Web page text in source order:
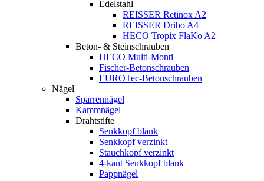
Edelstahl
REISSER Retinox A2
REISSER Dribo A4
HECO Tropix FlaKo A2
Beton- & Steinschrauben
HECO Multi-Monti
Fischer-Betonschrauben
EUROTec-Betonschrauben
Nägel
Sparrennägel
Kammnägel
Drahtstifte
Senkkopf blank
Senkkopf verzinkt
Stauchkopf verzinkt
4-kant Senkkopf blank
Pappnägel